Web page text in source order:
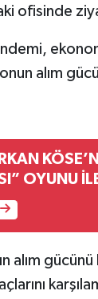
ofisinde
alım
OYUNU
alım